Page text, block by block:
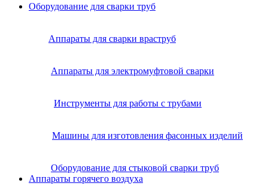
Оборудование для сварки труб
Аппараты для сварки враструб
Аппараты для электромуфтовой сварки
Инструменты для работы с трубами
Машины для изготовления фасонных изделий
Оборудование для стыковой сварки труб
Аппараты горячего воздуха